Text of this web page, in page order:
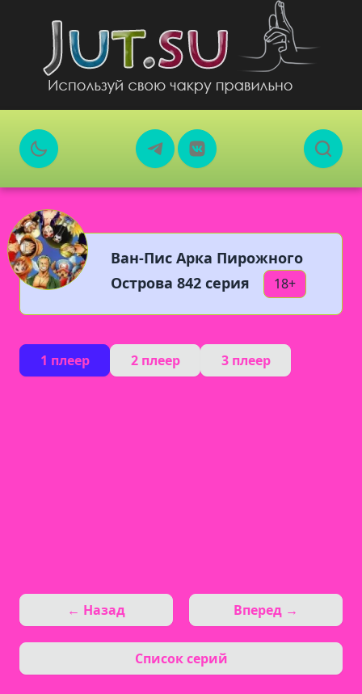
Ван-Пис Арка Пирожного
Острова 842 серия
18+
1 плеер 2 плеер 3 плеер
← Назад
Список серий
Вперед →